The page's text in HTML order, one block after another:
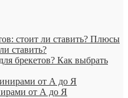
Плюсы
ставить?
Как выбрать
от А до Я